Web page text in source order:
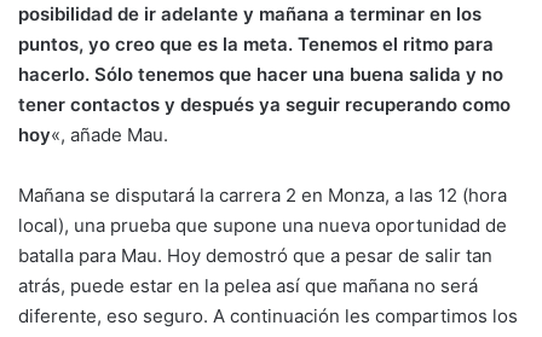
posibilidad de ir adelante y mañana a terminar en los
puntos, yo creo que es la meta. Tenemos el ritmo para
hacerlo. Sólo tenemos que hacer una buena salida y no
tener contactos y después ya seguir recuperando como
hoy«, añade Mau.
Mañana se disputará la carrera 2 en Monza, a las 12 (hora
local), una prueba que supone una nueva oportunidad de
batalla para Mau. Hoy demostró que a pesar de salir tan
atrás, puede estar en la pelea así que mañana no será
diferente, eso seguro. A continuación les compartimos los